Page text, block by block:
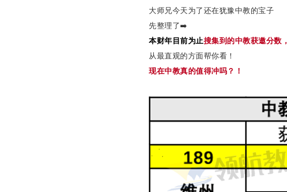
大师兄今天为了还在犹豫中教的宝子
先整理了➡️
本财年目前为止搜集到的中教获邀分数，
从最直观的方面帮你看！
现在中教真的值得冲吗？！